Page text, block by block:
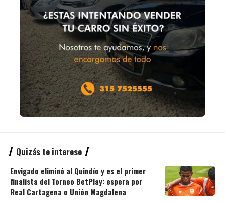
Quizás te interese
Envigado eliminó al Quindío y es el primer
finalista del Torneo BetPlay: espera por
Real Cartagena o Unión Magdalena